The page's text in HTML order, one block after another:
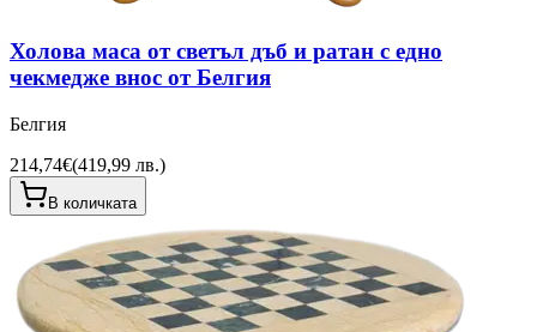
Холова маса от светъл дъб и ратан с едно
чекмедже внос от Белгия
Белгия
214,74€(419,99 лв.)
В количката